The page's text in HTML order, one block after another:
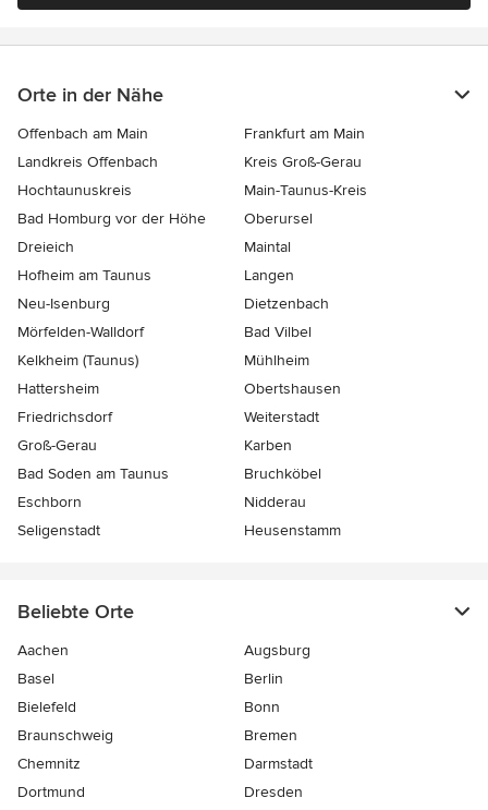
Orte in der Nähe
Offenbach am Main
Frankfurt am Main
Landkreis Offenbach
Kreis Groß-Gerau
Hochtaunuskreis
Main-Taunus-Kreis
Bad Homburg vor der Höhe
Oberursel
Dreieich
Maintal
Hofheim am Taunus
Langen
Neu-Isenburg
Dietzenbach
Mörfelden-Walldorf
Bad Vilbel
Kelkheim (Taunus)
Mühlheim
Hattersheim
Obertshausen
Friedrichsdorf
Weiterstadt
Groß-Gerau
Karben
Bad Soden am Taunus
Bruchköbel
Eschborn
Nidderau
Seligenstadt
Heusenstamm
Beliebte Orte
Aachen
Augsburg
Basel
Berlin
Bielefeld
Bonn
Braunschweig
Bremen
Chemnitz
Darmstadt
Dortmund
Dresden